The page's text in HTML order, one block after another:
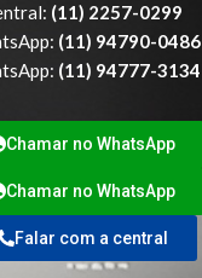
(11) 2257-0299
(11) 94790-0486
(11) 94777-3134
Chamar no WhatsApp
Chamar no WhatsApp
Falar com a central